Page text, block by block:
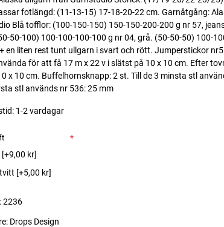
fotlängd: (11-13-15) 17-18-20-22 cm. Garnåtgång:
Blå tofflor: (100-150-150) 150-150-200-200 g nr 57,
50-100) 100-100-100-100 g nr 04, grå. (50-50-50) 100-
en liten rest tunt ullgarn i svart och rött. Jumperstickor
för att få 17 m x 22 v i slätst på 10 x 10 cm. Efter
x 10 cm. Buffelhornsknapp: 2 st. Till de 3 minsta stl
stl används nr 536: 25 mm
1-2 vardagar
*
[+9,00 kr]
[+5,00 kr]
2236
Drops Design